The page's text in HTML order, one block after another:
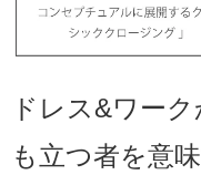
ドレス&ワー
も立つ者を意